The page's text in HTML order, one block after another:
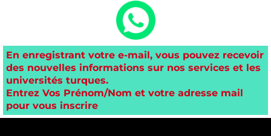
En enregistrant votre e-mail, vous pouvez recevoir
des nouvelles informations sur nos services et les
universités turques.
Entrez Vos Prénom/Nom et votre adresse mail
pour vous inscrire